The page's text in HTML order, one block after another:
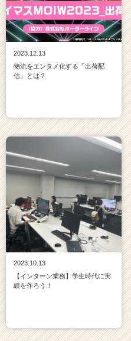
2023.12.13
物流をエンタメ化する「出荷配
信」とは？
2023.10.13
【インターン業務】学生時代に実
績を作ろう！